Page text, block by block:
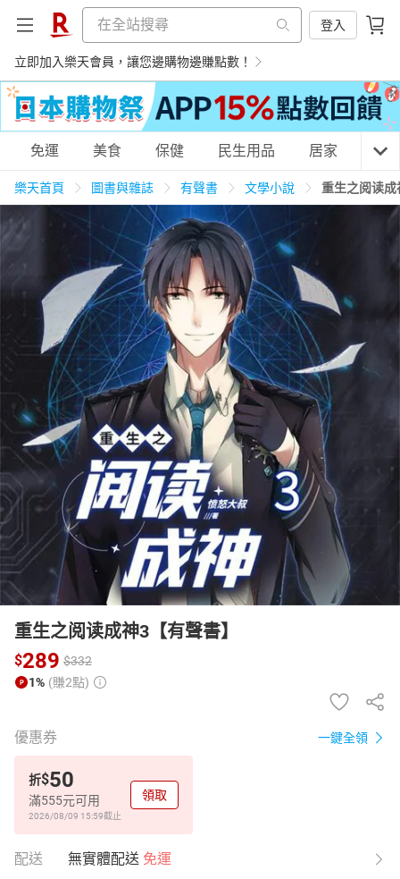
登入
立即加入樂天會員，讓您邊購物邊賺點數！
購物網分類
美食蛋糕 養生保健
居家生活 3C家電 運動休閒 親子玩具
女裝 男裝 化妝保養 情趣用品
日本購物 電子/紙本書
HOT
免運 美食 保健 民生用品 居家 3C
樂天首頁 圖書與雜誌 有聲書 文學小說 重生之阅读
重生之阅读成神3【有聲書】
$289 $332
1% (賺2點)
優惠券 一鍵全領
折$50
滿555元可用
2026/08/09 15:59截止
領取
配送 無實體配送 免運